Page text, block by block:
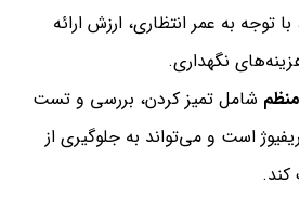
توجه به عمر انتظاری، ارزش ارائه
نگهداری.
شامل تمیز کردن، بررسی و تست
است و می‌تواند به جلوگیری از
کند.